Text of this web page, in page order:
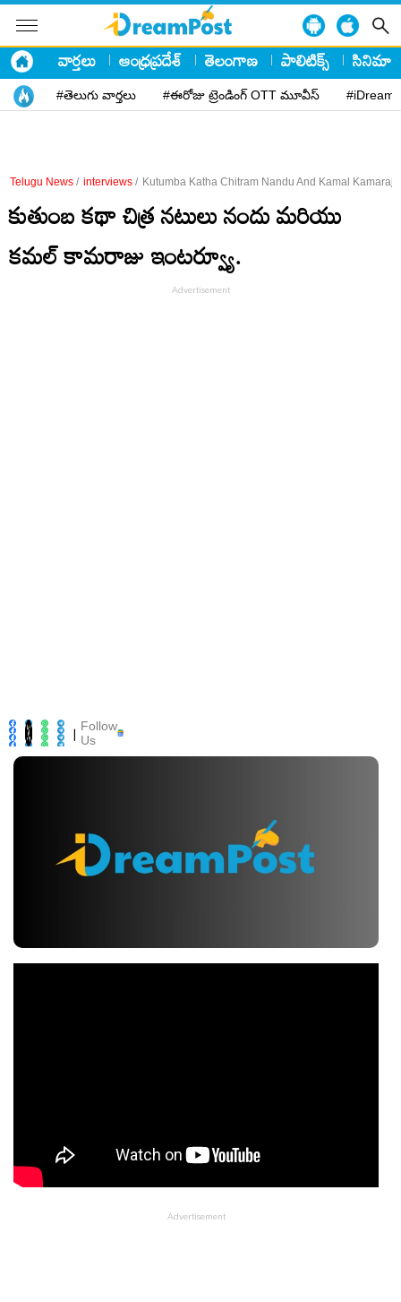
వార్తలు ఆంధ్రప్రదేశ్ తెలంగాణ పాలిటిక్స్ సినిమా
#తెలుగు వార్తలు #ఈరోజు ట్రెండింగ్ OTT మూవీస్
Telugu News / interviews / Kutumba Katha Chitram Nandu And Kamal
కుతుంబ కథా చిత్ర నటులు నందు మరియు
కమల్ కామరాజు ఇంటర్వ్యూ.
| Follow
Us